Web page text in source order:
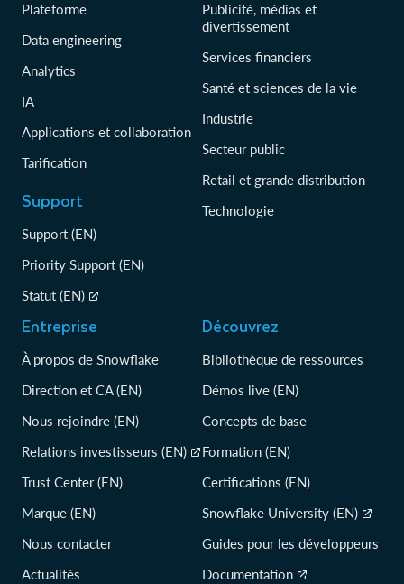
Plateforme
Data engineering
Analytics
IA
Applications et collaboration
Tarification
Support
Support (EN)
Priority Support (EN)
Statut (EN)
Publicité, médias et
divertissement
Services financiers
Santé et sciences de la vie
Industrie
Secteur public
Retail et grande distribution
Technologie
Entreprise
À propos de Snowflake
Direction et CA (EN)
Nous rejoindre (EN)
Relations investisseurs (EN)
Trust Center (EN)
Marque (EN)
Nous contacter
Actualités
Découvrez
Bibliothèque de ressources
Démos live (EN)
Concepts de base
Formation (EN)
Certifications (EN)
Snowflake University (EN)
Guides pour les développeurs
Documentation